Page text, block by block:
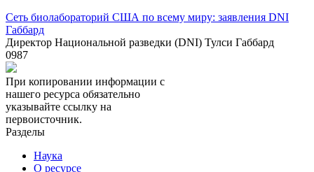
Сеть биолабораторий США по всему миру: заявления DNI
Габбард
Директор Национальной разведки (DNI) Тулси Габбард
0987
При копировании информации с
нашего ресурса обязательно
указывайте ссылку на
первоисточник.
Разделы
Наука
О ресурсе